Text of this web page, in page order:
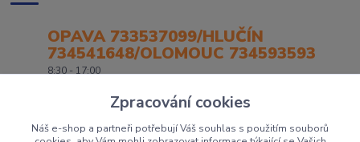
OPAVA 733537099/HLUČÍN
734541648/OLOMOUC 734593593
8:30 - 17:00
Zpracování cookies
Náš e-shop a partneři potřebují Váš souhlas s použitím souborů